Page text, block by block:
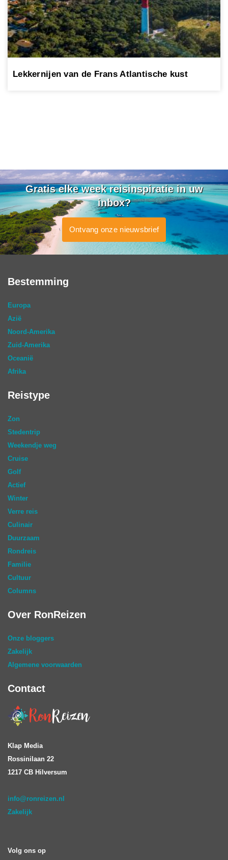
Lekkernijen van de Frans Atlantische kust
Gratis elke week reisinspiratie in uw
inbox?
Ontvang onze nieuwsbrief
Bestemming
Europa
Azië
Noord-Amerika
Zuid-Amerika
Oceanië
Afrika
Reistype
Zon
Stedentrip
Weekendje weg
Cruise
Golf
Actief
Winter
Verre reis
Culinair
Duurzaam
Rondreis
Familie
Cultuur
Columns
Over RonReizen
Onze bloggers
Zakelijk
Algemene voorwaarden
Contact
Klap Media
Rossinilaan 22
1217 CB Hilversum
info@ronreizen.nl
Zakelijk
Volg ons op